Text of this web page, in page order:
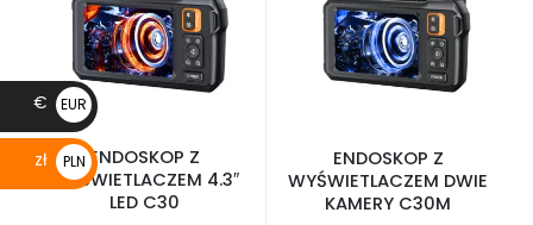
ENDOSKOP Z
WYŚWIETLACZEM 4.3″
LED C30
ENDOSKOP Z
WYŚWIETLACZEM DWIE
KAMERY C30M
€
EUR
€
zł
PLN
zł